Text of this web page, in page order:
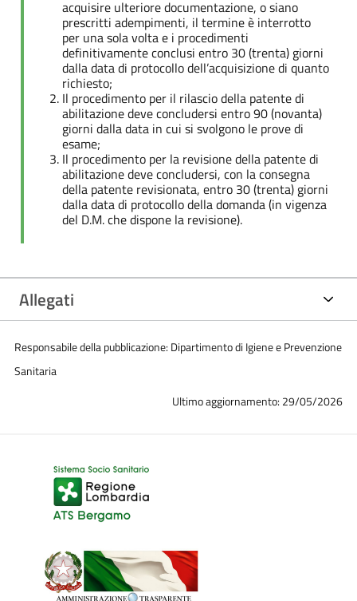
acquisire ulteriore documentazione, o siano
prescritti adempimenti, il termine è interrotto
per una sola volta e i procedimenti
definitivamente conclusi entro 30 (trenta) giorni
dalla data di protocollo dell’acquisizione di quanto
richiesto;
Il procedimento per il rilascio della patente di
abilitazione deve concludersi entro 90 (novanta)
giorni dalla data in cui si svolgono le prove di
esame;
Il procedimento per la revisione della patente di
abilitazione deve concludersi, con la consegna
della patente revisionata, entro 30 (trenta) giorni
dalla data di protocollo della domanda (in vigenza
del D.M. che dispone la revisione).
Allegati
Responsabile della pubblicazione: Dipartimento di Igiene e Prevenzione
Sanitaria
Ultimo aggiornamento: 29/05/2026